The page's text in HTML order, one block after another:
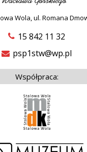
Wola, ul. Romana
15 842 11 32
psp1stw@wp.pl
Współpraca: